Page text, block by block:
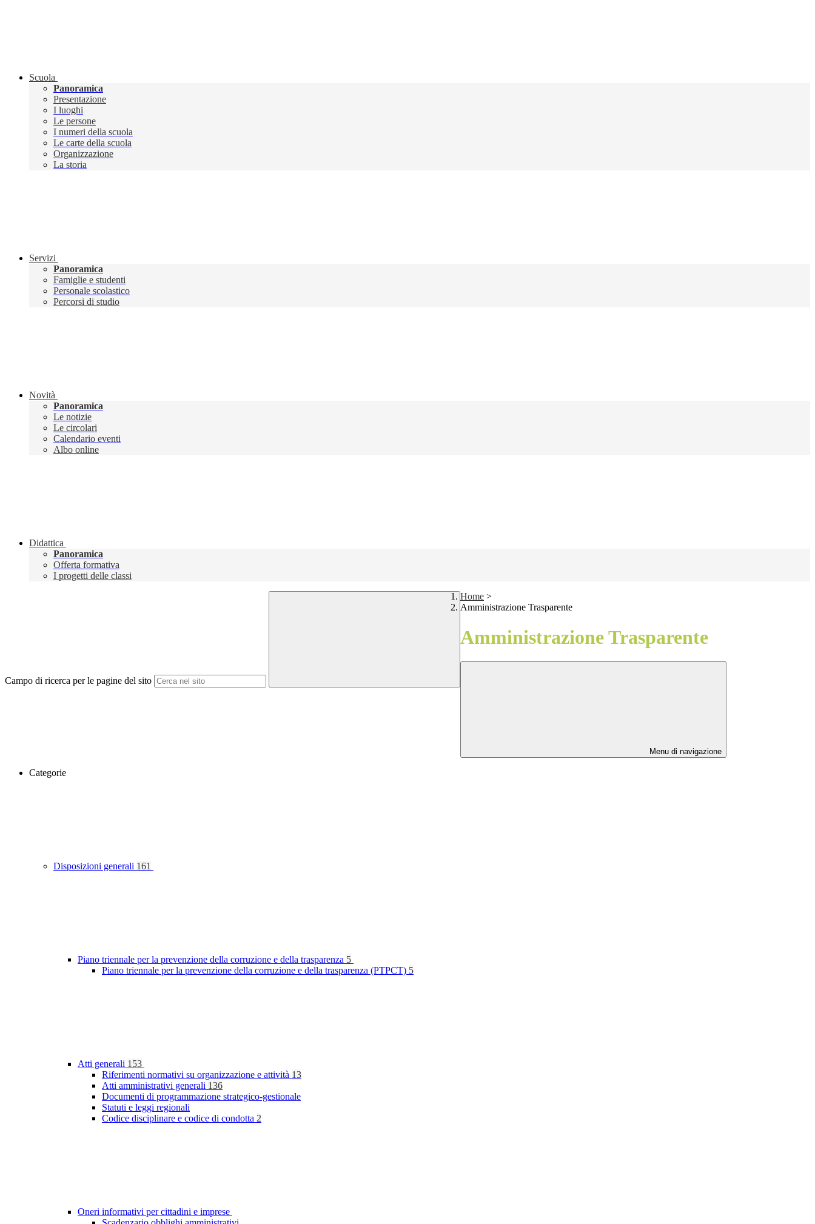
Scuola
Panoramica
Presentazione
I luoghi
Le persone
I numeri della scuola
Le carte della scuola
Organizzazione
La storia
Servizi
Panoramica
Famiglie e studenti
Personale scolastico
Percorsi di studio
Novità
Panoramica
Le notizie
Le circolari
Calendario eventi
Albo online
Didattica
Panoramica
Offerta formativa
I progetti delle classi
Campo di ricerca per le pagine del sito
Home >
Amministrazione Trasparente
Amministrazione Trasparente
Menu di navigazione
Categorie
Disposizioni generali 161
Piano triennale per la prevenzione della corruzione e della trasparenza 5
Piano triennale per la prevenzione della corruzione e della trasparenza (PTPCT) 5
Atti generali 153
Riferimenti normativi su organizzazione e attività 13
Atti amministrativi generali 136
Documenti di programmazione strategico-gestionale
Statuti e leggi regionali
Codice disciplinare e codice di condotta 2
Oneri informativi per cittadini e imprese